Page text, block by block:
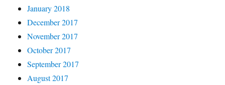
January 2018
December 2017
November 2017
October 2017
September 2017
August 2017